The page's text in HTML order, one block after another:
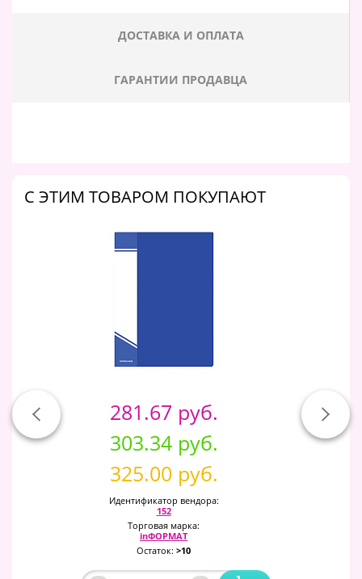
ДОСТАВКА И ОПЛАТА
ГАРАНТИИ ПРОДАВЦА
C ЭТИМ ТОВАРОМ ПОКУПАЮТ
281.67 руб.
303.34 руб.
325.00 руб.
Идентификатор вендора:
152
Торговая марка:
inФОРМАТ
Остаток: >10